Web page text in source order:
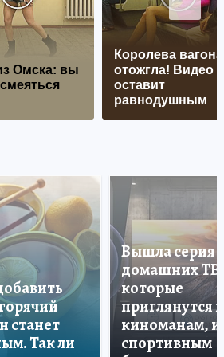
Омска: вы
Королева вагона
отожгла! Видео
оставит
равнодушным
станет
Так ли
Вышла серия
домашних ТВ,
которые
приглянутся и
киноманам, и
спортивным